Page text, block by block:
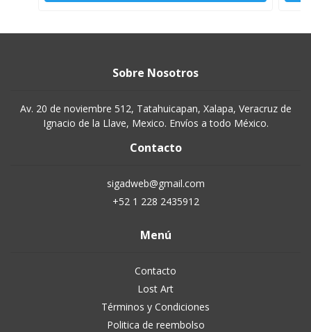
Sobre Nosotros
Av. 20 de noviembre 512, Tatahuicapan, Xalapa, Veracruz de
Ignacio de la Llave, Mexico. Envíos a todo México.
Contacto
sigadweb@gmail.com
+52 1 228 2435912
Menú
Contacto
Lost Art
Términos y Condiciones
Politica de reembolso